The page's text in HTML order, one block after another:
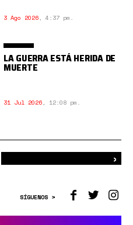
3 Ago 2026, 4:37 pm.
LA GUERRA ESTÁ HERIDA DE
MUERTE
31 Jul 2026, 12:08 pm.
›
SÍGUENOS >